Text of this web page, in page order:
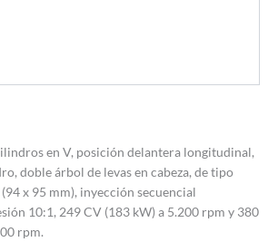
en V, posición delantera longitudinal,
doble árbol de levas en cabeza, de tipo
x 95 mm), inyección secuencial
10:1, 249 CV (183 kW) a 5.200 rpm y 380
rpm.